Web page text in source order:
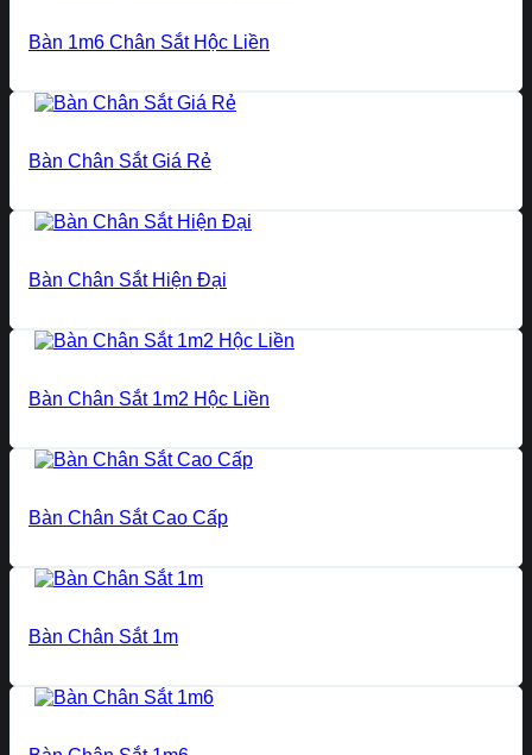
Bàn 1m6 Chân Sắt Hộc Liền
Bàn Chân Sắt Giá Rẻ
Bàn Chân Sắt Hiện Đại
Bàn Chân Sắt 1m2 Hộc Liền
Bàn Chân Sắt Cao Cấp
Bàn Chân Sắt 1m